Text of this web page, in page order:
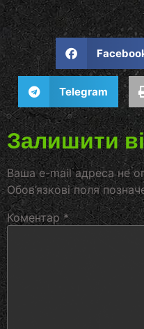
Telegram
Залишити
Ваша e-mail адреса не
Обов’язкові поля
Коментар*